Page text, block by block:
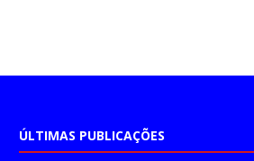
ÚLTIMAS PUBLICAÇÕES